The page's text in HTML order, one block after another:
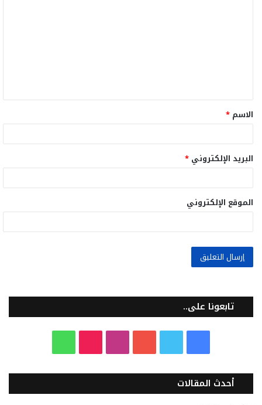
ق
*
الاسم *
البريد الإلكتروني *
الموقع الإلكتروني
تابعونا على..
س
ي
ت
س
k
ت
أحدث المقالات